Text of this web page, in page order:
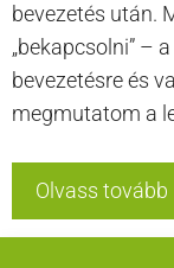
bevezetés után.
„bekapcsolni” –
bevezetésre és
megmutatom a
Olvass